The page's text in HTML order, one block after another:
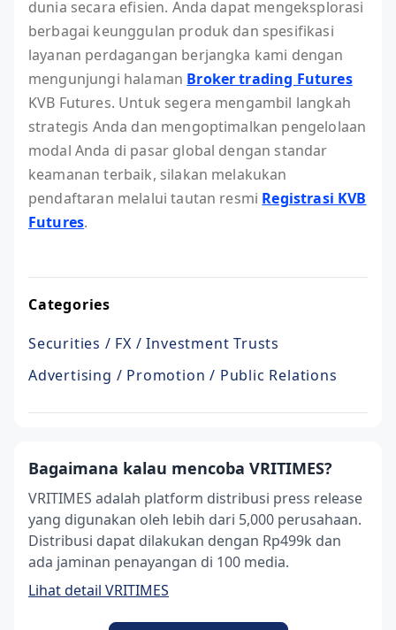
dunia secara efisien. Anda dapat mengeksplorasi
berbagai keunggulan produk dan spesifikasi
layanan perdagangan berjangka kami dengan
mengunjungi halaman Broker trading Futures
KVB Futures. Untuk segera mengambil langkah
strategis Anda dan mengoptimalkan pengelolaan
modal Anda di pasar global dengan standar
keamanan terbaik, silakan melakukan
pendaftaran melalui tautan resmi Registrasi KVB
Futures.
Categories
Securities / FX / Investment Trusts
Advertising / Promotion / Public Relations
Bagaimana kalau mencoba VRITIMES?
VRITIMES adalah platform distribusi press release
yang digunakan oleh lebih dari 5,000 perusahaan.
Distribusi dapat dilakukan dengan Rp499k dan
ada jaminan penayangan di 100 media.
Lihat detail VRITIMES